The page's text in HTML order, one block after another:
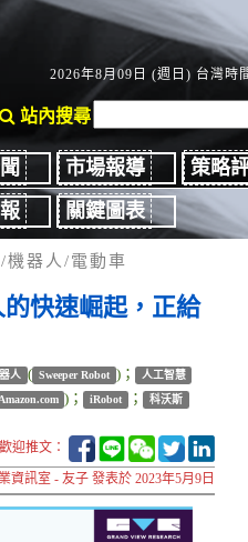
2026年8月09日 (週日) 台灣時
站內搜尋
市場報導
策略
關鍵圖表
機器人/電動車
快速崛起，正給
人 ( Sweeper Robot )； 人工智慧
Amazon.com )； iRobot ； 科沃斯
歡迎推文：
資訊室 - 友子 發表於 2023年5月9日